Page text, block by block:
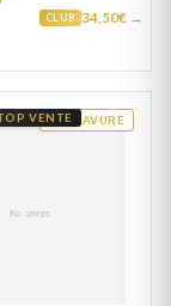
CLUB 34,50€ →
GRAVURE
VENTE